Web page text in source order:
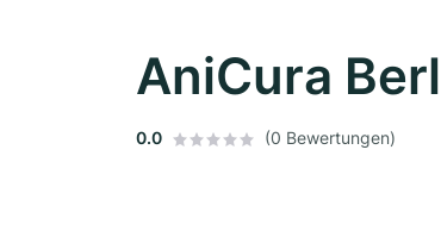
AniCura
0.0 (0 Bewertungen)